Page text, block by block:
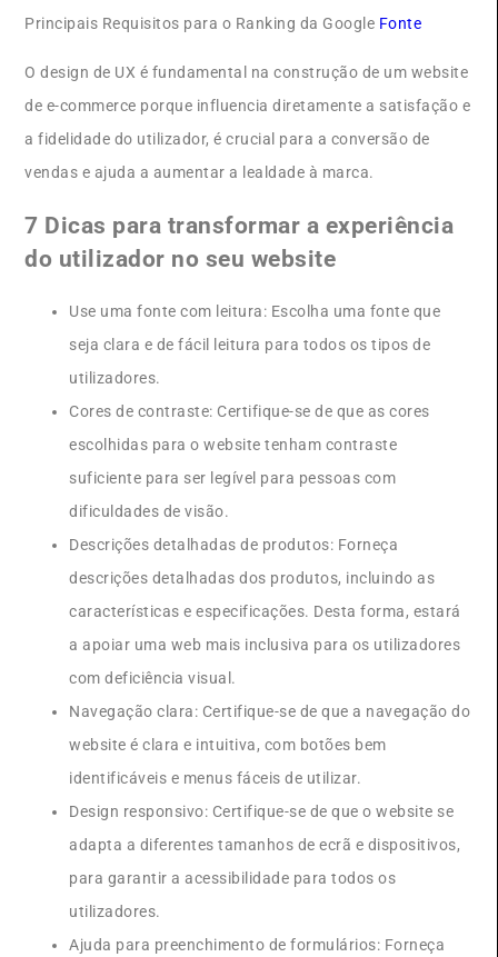
Principais Requisitos para o Ranking da Google Fonte
O design de UX é fundamental na construção de um website
de e-commerce porque influencia diretamente a satisfação e
a fidelidade do utilizador, é crucial para a conversão de
vendas e ajuda a aumentar a lealdade à marca.
7 Dicas para transformar a experiência
do utilizador no seu website
Use uma fonte com leitura: Escolha uma fonte que
seja clara e de fácil leitura para todos os tipos de
utilizadores.
Cores de contraste: Certifique-se de que as cores
escolhidas para o website tenham contraste
suficiente para ser legível para pessoas com
dificuldades de visão.
Descrições detalhadas de produtos: Forneça
descrições detalhadas dos produtos, incluindo as
características e especificações. Desta forma, estará
a apoiar uma web mais inclusiva para os utilizadores
com deficiência visual.
Navegação clara: Certifique-se de que a navegação do
website é clara e intuitiva, com botões bem
identificáveis e menus fáceis de utilizar.
Design responsivo: Certifique-se de que o website se
adapta a diferentes tamanhos de ecrã e dispositivos,
para garantir a acessibilidade para todos os
utilizadores.
Ajuda para preenchimento de formulários: Forneça